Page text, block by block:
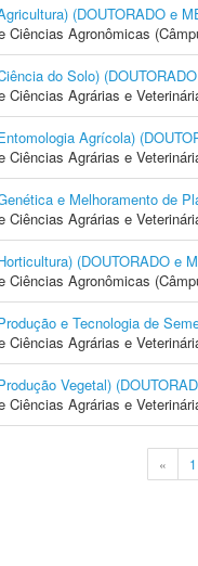
(DOUTORADO e
Ciências Agronômicas
do Solo)
Ciências Agrárias e
Agrícola)
Ciências Agrárias e
e Melhoramento de
Ciências Agrárias e
(DOUTORADO e
Ciências Agronômicas
e Tecnologia de
Ciências Agrárias e
Vegetal)
Ciências Agrárias e
« 1